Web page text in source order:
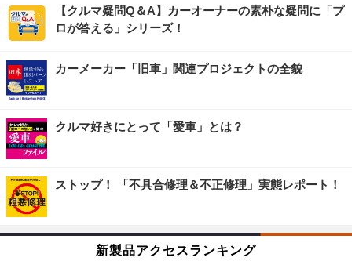
【クルマ疑問Q＆A】カーオーナーの素朴な疑問に「プ
ロが答える」シリーズ！
カーメーカー「旧車」関連プロジェクトの全貌
クルマ好きにとって「愛車」とは？
ストップ！ 「不具合修理＆不正修理」実態レポート！
新製品アクセスランキング